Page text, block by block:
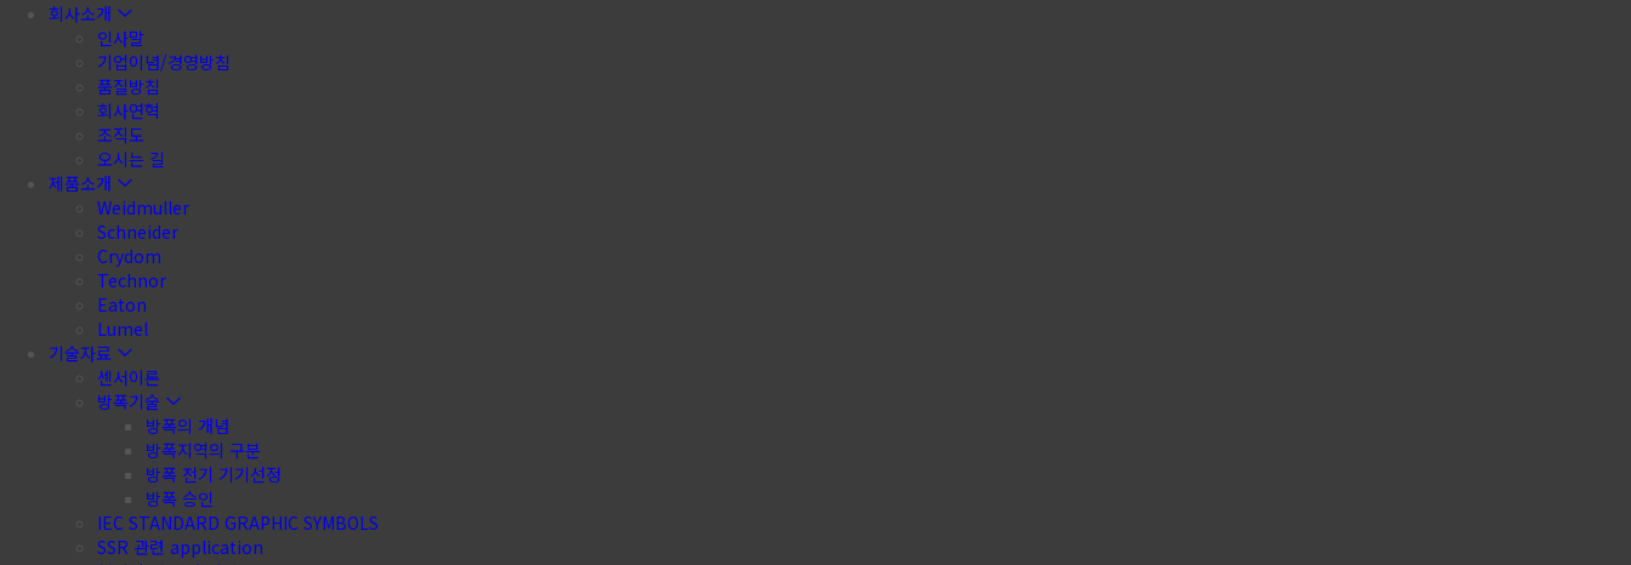
회사소개
인사말
기업이념/경영방침
품질방침
회사연혁
조직도
오시는 길
제품소개
Weidmuller
Schneider
Crydom
Technor
Eaton
Lumel
기술자료
센서이론
방폭기술
방폭의 개념
방폭지역의 구분
방폭 전기 기기선정
방폭 승인
IEC STANDARD GRAPHIC SYMBOLS
SSR 관련 application